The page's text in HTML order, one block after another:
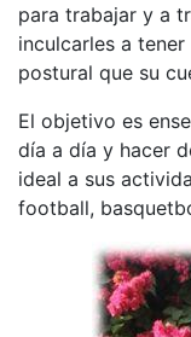
para trabajar y a
inculcarles a
postural que su
El objetivo es
día a día y hacer
ideal a sus
football,